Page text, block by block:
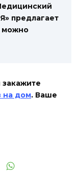
предлагает
можно
на дом. Ваше